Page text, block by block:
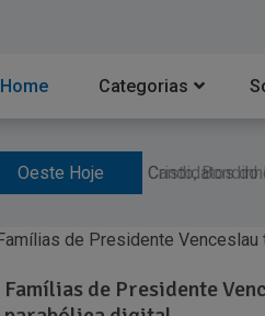
Home Categorias
Oeste Hoje Candidatos do
Ventania no
Cristo,
Famílias de Presidente